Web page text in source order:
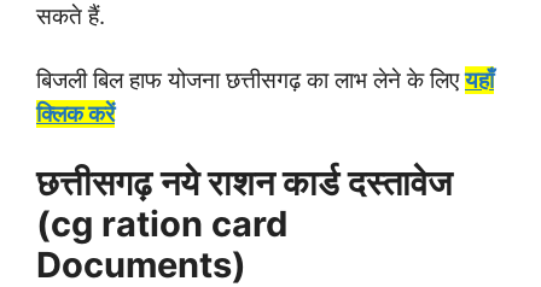
सकते हैं.
बिजली बिल हाफ योजना छत्तीसगढ़ का लाभ लेने के लिएयहाँ
क्लिक करें
छत्तीसगढ़ नये राशन कार्ड दस्तावेज
(cg ration card
Documents)